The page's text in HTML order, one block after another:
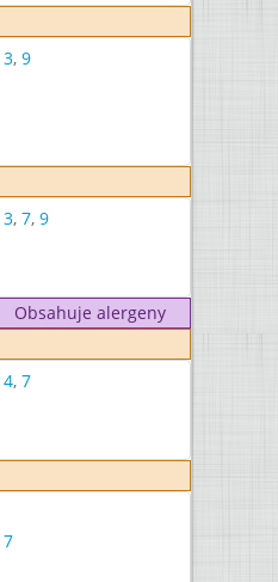
3, 9
3, 7, 9
Obsahuje alergeny
4, 7
7